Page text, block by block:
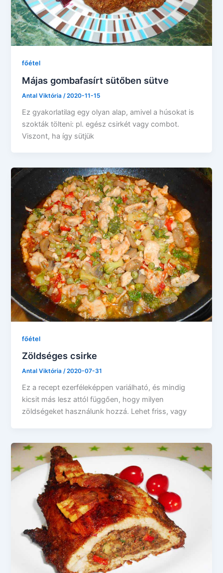
főétel
Májas gombafasírt sütőben sütve
Antal Viktória /2020-11-15
Ez gyakorlatilag egy olyan alap, amivel a húsokat is
szokták tölteni: pl. egész csirkét vagy combot.
Viszont, ha így sütjük
főétel
Zöldséges csirke
Antal Viktória/2020-07-31
Ez a recept ezerféleképpen variálható, és mindig
kicsit más lesz attól függően, hogy milyen
zöldségeket használunk hozzá. Lehet friss, vagy